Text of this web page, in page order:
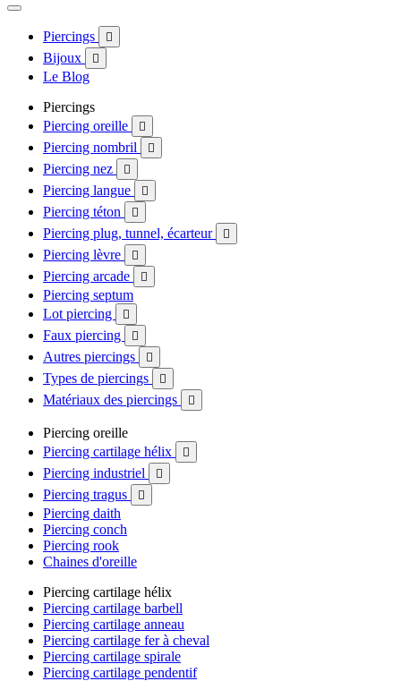
Piercings 
Bijoux 
Le Blog
Piercings
Piercing oreille

Piercing nombril 
Piercing nez 
Piercing langue 
Piercing téton 
Piercing plug, tunnel, écarteur 
Piercing lèvre 
Piercing arcade 
Piercing septum
Lot piercing

Faux piercing 
Autres piercings 
Types de piercings 
Matériaux des piercings 
Piercing oreille
Piercing cartilage hélix

Piercing industriel 
Piercing tragus 
Piercing daith
Piercing conch
Piercing rook
Chaines d'oreille
Piercing cartilage hélix
Piercing cartilage barbell
Piercing cartilage anneau
Piercing cartilage fer à cheval
Piercing cartilage spirale
Piercing cartilage pendentif